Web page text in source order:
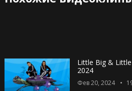
Little Big &
2024
Фев 20, 2024